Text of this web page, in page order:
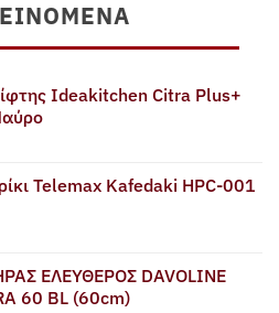
είναι:
75,00€.
Ideakitchen Citra Plus+
Telemax Kafedaki HPC-001
ΕΛΕΥΘΕΡΟΣ DAVOLINE
60 BL (60cm)